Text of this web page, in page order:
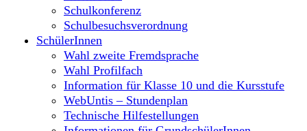
Schulkonferenz
Schulbesuchsverordnung
SchülerInnen
Wahl zweite Fremdsprache
Wahl Profilfach
Information für Klasse 10 und die Kursstufe
WebUntis – Stundenplan
Technische Hilfestellungen